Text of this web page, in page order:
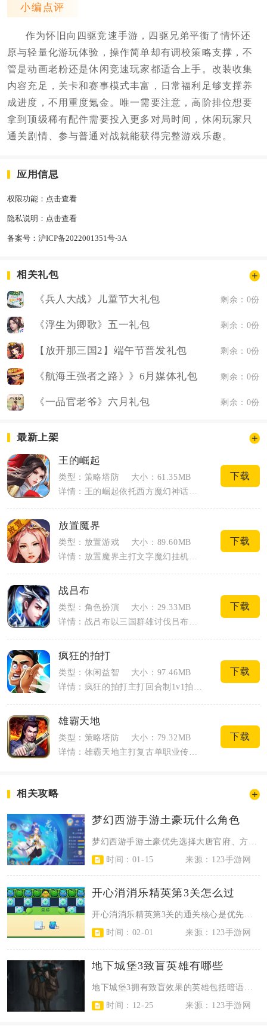
小编点评
作为怀旧向四驱竞速手游，四驱兄弟平衡了情怀还
原与轻量化游玩体验，操作简单却有调校策略支撑，不
管是动画老粉还是休闲竞速玩家都适合上手。改装收集
内容充足，关卡和赛事模式丰富，日常福利足够支撑养
成进度，不用重度氪金。唯一需要注意，高阶排位想要
拿到顶级稀有配件需要投入更多对局时间，休闲玩家只
通关剧情、参与普通对战就能获得完整游戏乐趣。
应用信息
权限功能： 点击查看
隐私说明： 点击查看
备案号： 沪ICP备2022001351号-3A
相关礼包
《兵人大战》儿童节大礼包 剩余：0份
《浮生为卿歌》五一礼包 剩余：0份
【放开那三国2】端午节普发礼包 剩余：0份
《航海王强者之路》》6月媒体礼包 剩余：0份
《一品官老爷》六月礼包 剩余：0份
最新上架
王的崛起
类型：策略塔防
大小：61.35MB
下载
放置魔界
类型：放置游戏
大小：89.60MB
下载
战吕布
类型：角色扮演
大小：29.33MB
下载
疯狂的拍打
类型：休闲益智
大小：97.46MB
下载
雄霸天地
类型：策略塔防
大小：79.32MB
下载
相关攻略
梦幻西游手游土豪玩什么角色
时间：01-15
来源：123手游网
开心消消乐精英第3关怎么过
时间：02-01
来源：123手游网
地下城堡3致盲英雄有哪些
时间：12-25
来源：123手游网